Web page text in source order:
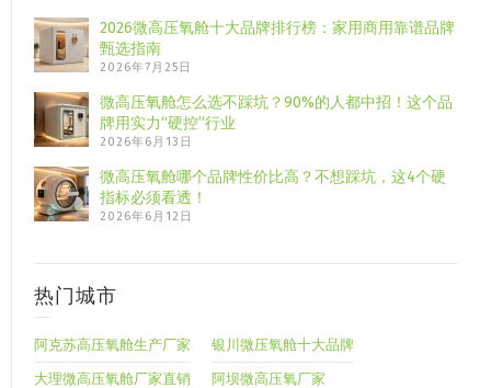
2026微高压氧舱十大品牌排行榜：家用商用靠谱品牌
甄选指南
2026年7月25日
微高压氧舱怎么选不踩坑？90%的人都中招！这个品
牌用实力“硬控”行业
2026年6月13日
微高压氧舱哪个品牌性价比高？不想踩坑，这4个硬
指标必须看透！
2026年6月12日
热门城市
阿克苏高压氧舱生产厂家 银川微压氧舱十大品牌
大理微高压氧舱厂家直销 阿坝微高压氧厂家